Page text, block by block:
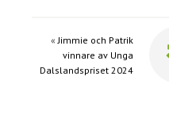
« Jimmie och Patrik
vinnare av Unga
Dalslandspriset 2024